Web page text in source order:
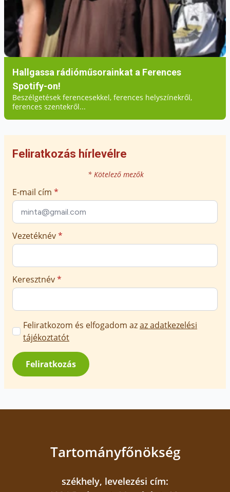
Hallgassa rádióműsorainkat a Ferences
Spotify-on!
Beszélgetések ferencesekkel, ferences helyszínekről,
ferences szentekről...
Feliratkozás hírlevélre
* Kötelező mezők
E-mail cím *
Vezetéknév*
Keresztnév*
Marketing
üzenetek
jóváhagyása
*
Feliratkozom és elfogadom azaz adatkezelési
tájékoztatót
Feliratkozás
Tartományfőnökség
székhely, levelezési cím: